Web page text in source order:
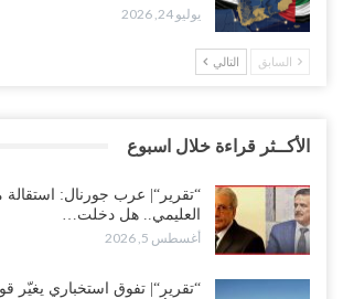
يوليو 24, 2026
السابق التالي
الأكــثر قراءة خلال اسبوع
“تقرير“| عرب جورنال:
العليمي.. هل دخلت…
أغسطس 5, 2026
“تقرير“| تفوق استخباري يغيّر